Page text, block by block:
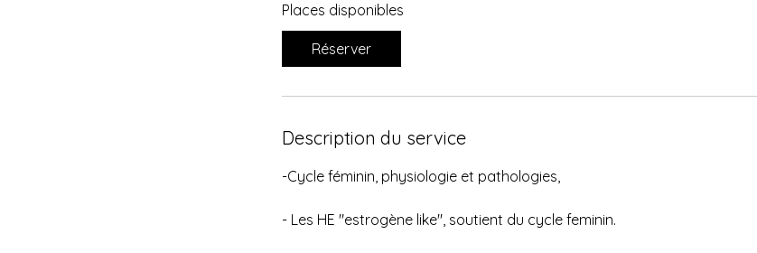
e
e
o
t
Places disponibles
Réserver
Description du service
-Cycle féminin, physiologie et pathologies,
- Les HE "estrogène like", soutient du cycle feminin.